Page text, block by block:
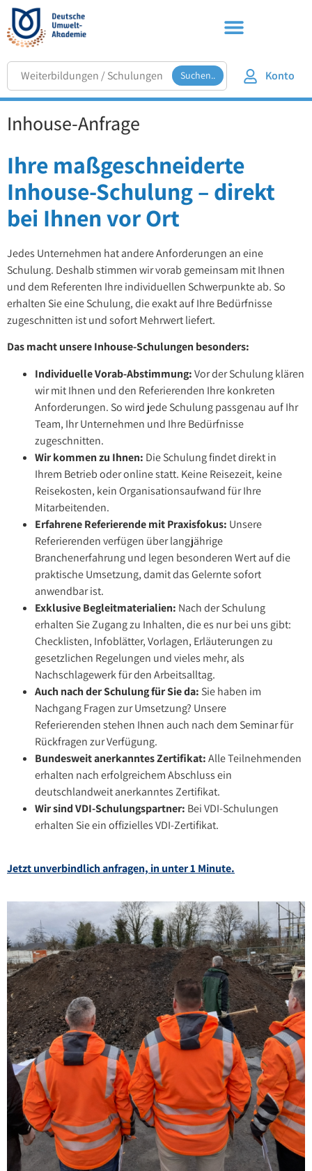
Suchen.. Konto
Inhouse-Anfrage
Ihre maßgeschneiderte
Inhouse-Schulung – direkt
bei Ihnen vor Ort
Jedes Unternehmen hat andere Anforderungen an eine
Schulung. Deshalb stimmen wir vorab gemeinsam mit Ihnen
und dem Referenten Ihre individuellen Schwerpunkte ab. So
erhalten Sie eine Schulung, die exakt auf Ihre Bedürfnisse
zugeschnitten ist und sofort Mehrwert liefert.
Das macht unsere Inhouse-Schulungen besonders:
Individuelle Vorab-Abstimmung:Vor der Schulung klären
wir mit Ihnen und den Referierenden Ihre konkreten
Anforderungen. So wird jede Schulung passgenau auf Ihr
Team, Ihr Unternehmen und Ihre Bedürfnisse
zugeschnitten.
Wir kommen zu Ihnen: Die Schulung findet direkt in
Ihrem Betrieb oder online statt. Keine Reisezeit, keine
Reisekosten, kein Organisationsaufwand für Ihre
Mitarbeitenden.
Erfahrene Referierende mit Praxisfokus: Unsere
Referierenden verfügen über langjährige
Branchenerfahrung und legen besonderen Wert auf die
praktische Umsetzung, damit das Gelernte sofort
anwendbar ist.
Exklusive Begleitmaterialien: Nach der Schulung
erhalten Sie Zugang zu Inhalten, die es nur bei uns gibt:
Checklisten, Infoblätter, Vorlagen, Erläuterungen zu
gesetzlichen Regelungen und vieles mehr, als
Nachschlagewerk für den Arbeitsalltag.
Auch nach der Schulung für Sie da: Sie haben im
Nachgang Fragen zur Umsetzung? Unsere
Referierenden stehen Ihnen auch nach dem Seminar für
Rückfragen zur Verfügung.
Bundesweit anerkanntes Zertifikat:Alle Teilnehmenden
erhalten nach erfolgreichem Abschluss ein
deutschlandweit anerkanntes Zertifikat.
Wir sind VDI-Schulungspartner: Bei VDI-Schulungen
erhalten Sie ein offizielles VDI-Zertifikat.
Jetzt unverbindlich anfragen, in unter 1 Minute.